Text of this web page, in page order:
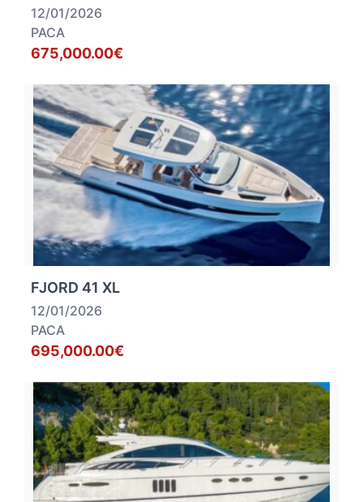
12/01/2026
PACA
675,000.00€
FJORD 41 XL
12/01/2026
PACA
695,000.00€